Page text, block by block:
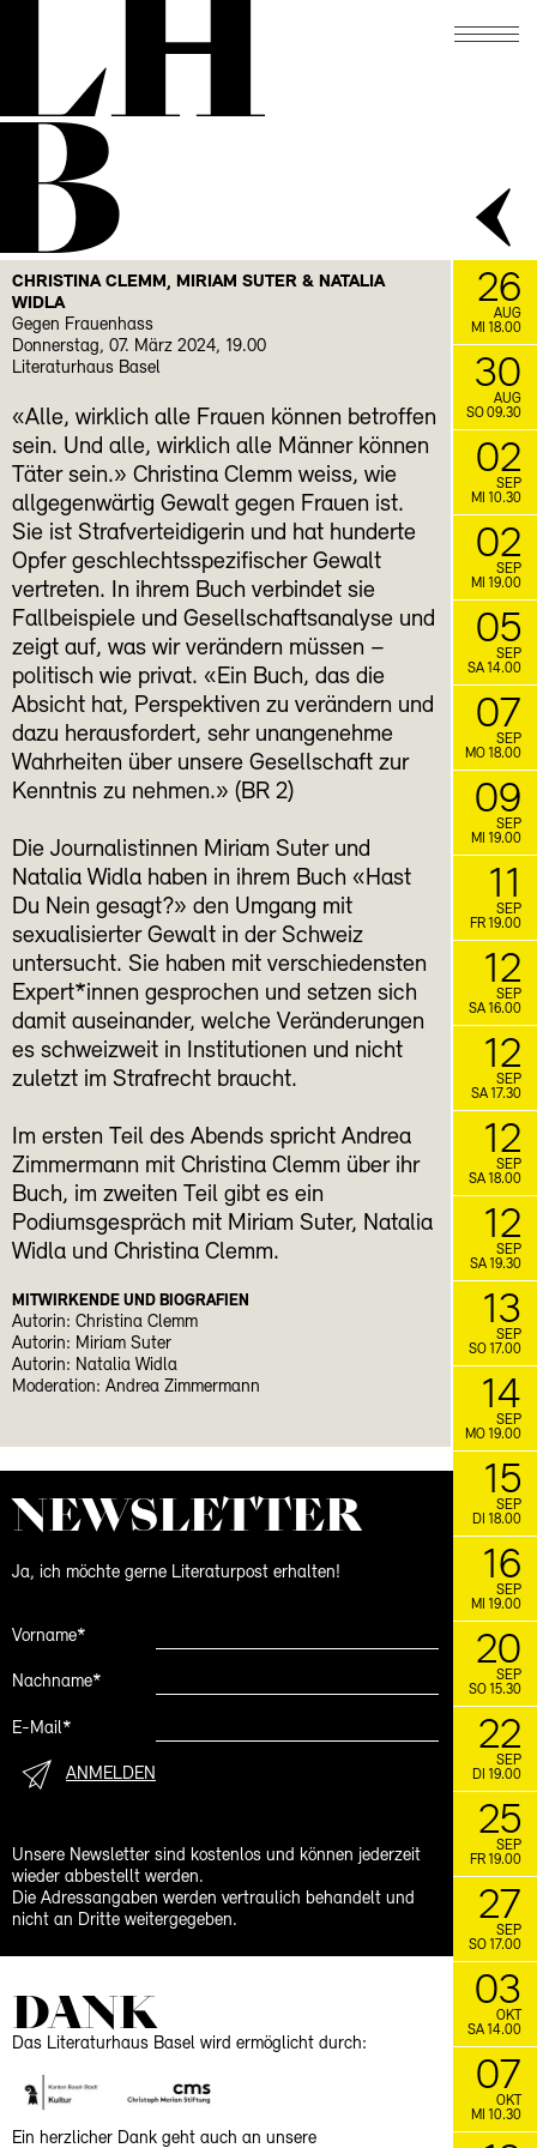
CHRISTINA CLEMM, MIRIAM SUTER & NATALIA
WIDLA
Gegen Frauenhass
Donnerstag, 07. März 2024, 19.00
Literaturhaus Basel
«Alle, wirklich alle Frauen können betroffen
sein. Und alle, wirklich alle Männer können
Täter sein.» Christina Clemm weiss, wie
allgegenwärtig Gewalt gegen Frauen ist.
Sie ist Strafverteidigerin und hat hunderte
Opfer geschlechtsspezifischer Gewalt
vertreten. In ihrem Buch verbindet sie
Fallbeispiele und Gesellschaftsanalyse und
zeigt auf, was wir verändern müssen –
politisch wie privat. «Ein Buch, das die
Absicht hat, Perspektiven zu verändern und
dazu herausfordert, sehr unangenehme
Wahrheiten über unsere Gesellschaft zur
Kenntnis zu nehmen.» (BR 2)
Die Journalistinnen Miriam Suter und
Natalia Widla haben in ihrem Buch «Hast
Du Nein gesagt?» den Umgang mit
sexualisierter Gewalt in der Schweiz
untersucht. Sie haben mit verschiedensten
Expert*innen gesprochen und setzen sich
damit auseinander, welche Veränderungen
es schweizweit in Institutionen und nicht
zuletzt im Strafrecht braucht.
Im ersten Teil des Abends spricht Andrea
Zimmermann mit Christina Clemm über ihr
Buch, im zweiten Teil gibt es ein
Podiumsgespräch mit Miriam Suter, Natalia
Widla und Christina Clemm.
MITWIRKENDE UND BIOGRAFIEN
Autorin: Christina Clemm
Autorin: Miriam Suter
Autorin: Natalia Widla
Moderation: Andrea Zimmermann
NEWS­LETTER
Ja, ich möchte gerne Literaturpost erhalten!
Vorname*
Nachname*
E-Mail*
ANMELDEN
Unsere Newsletter sind kostenlos und können jederzeit
wieder abbestellt werden.
Die Adressangaben werden vertraulich behandelt und
nicht an Dritte weitergegeben.
DANK
Das Literaturhaus Basel wird ermöglicht durch:
Ein herzlicher Dank geht auch an unsere
26
AUG
MI 18.00
30
AUG
SO 09.30
02
SEP
MI 10.30
02
SEP
MI 19.00
05
SEP
SA 14.00
07
SEP
MO 18.00
09
SEP
MI 19.00
11
SEP
FR 19.00
12
SEP
SA 16.00
12
SEP
SA 17.30
12
SEP
SA 18.00
12
SEP
SA 19.30
13
SEP
SO 17.00
14
SEP
MO 19.00
15
SEP
DI 18.00
16
SEP
MI 19.00
20
SEP
SO 15.30
22
SEP
DI 19.00
25
SEP
FR 19.00
27
SEP
SO 17.00
03
OKT
SA 14.00
07
OKT
MI 10.30